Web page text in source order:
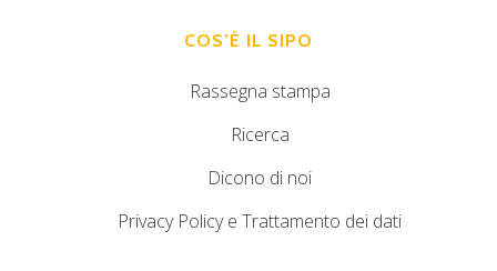
COS’È IL SIPO
Rassegna stampa
Ricerca
Dicono di noi
Privacy Policy e Trattamento dei dati